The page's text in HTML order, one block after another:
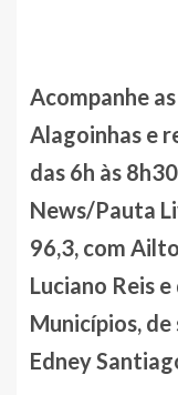
Acompanhe
Alagoinhas e
das 6h às
News/Pauta
96,3, com
Luciano Reis
Municípios,
Edney